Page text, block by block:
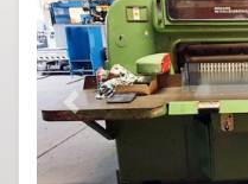
Previous